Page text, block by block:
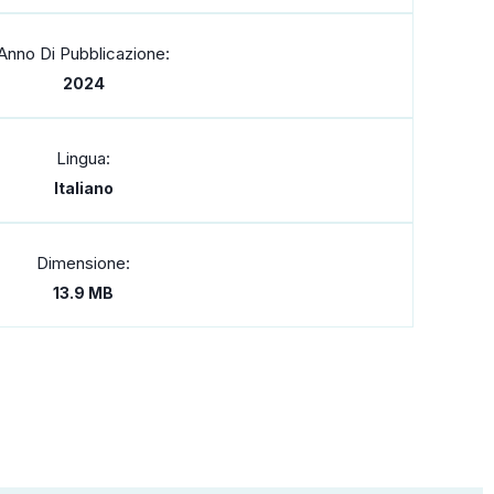
Di Pubblicazione:
2024
Lingua:
Italiano
Dimensione:
13.9 MB